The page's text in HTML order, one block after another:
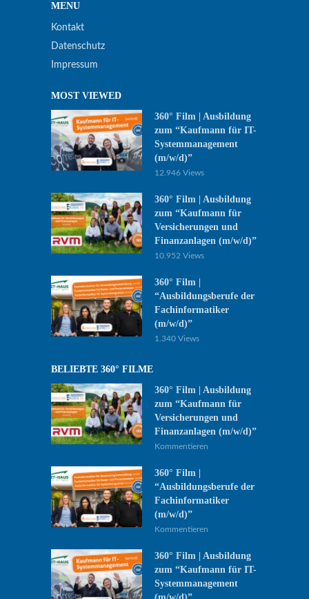
MENU
Kontakt
Datenschutz
Impressum
MOST VIEWED
360° Film | Ausbildung
zum “Kaufmann für IT-
Systemmanagement
(m/w/d)”
12.946 Views
360° Film | Ausbildung
zum “Kaufmann für
Versicherungen und
Finanzanlagen (m/w/d)”
10.952 Views
360° Film |
“Ausbildungsberufe der
Fachinformatiker
(m/w/d)”
1.340 Views
BELIEBTE 360° FILME
360° Film | Ausbildung
zum “Kaufmann für
Versicherungen und
Finanzanlagen (m/w/d)”
Kommentieren
360° Film |
“Ausbildungsberufe der
Fachinformatiker
(m/w/d)”
Kommentieren
360° Film | Ausbildung
zum “Kaufmann für IT-
Systemmanagement